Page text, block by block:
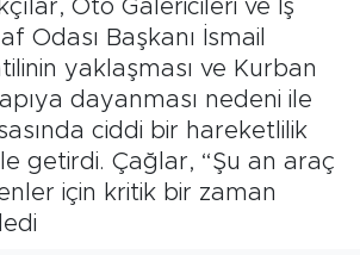
Oto Galericileri ve İş
Odası Başkanı İsmail
yaklaşması ve Kurban
dayanması nedeni ile
ciddi bir hareketlilik
getirdi. Çağlar, “Şu an araç
için kritik bir zaman